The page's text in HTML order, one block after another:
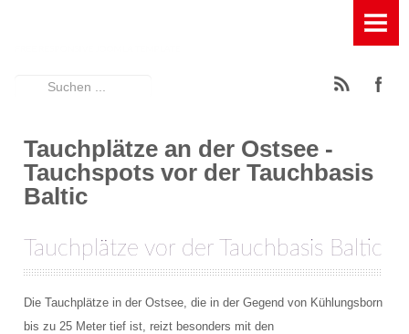
Ausstattung der Tauchbasis
Füllstation für Pressluft, Kompressor und Leihflaschen
Großes Spühlbecken mit Wasserfilterung
Großes Umkleidezelt
Suchen
Tauchplätze an der Ostsee -
Tauchspots vor der Tauchbasis
Baltic
Tauchplätze vor der Tauchbasis Baltic
Die Tauchplätze in der Ostsee, die in der Gegend von Kühlungsborn
bis zu 25 Meter tief ist, reizt besonders mit den